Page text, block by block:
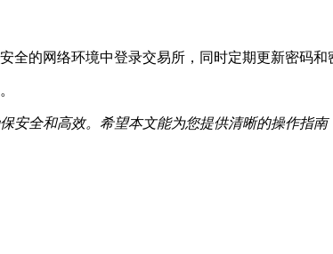
的网络环境中登录交易所，同时定期更新密码和
全和高效。希望本文能为您提供清晰的操作指南